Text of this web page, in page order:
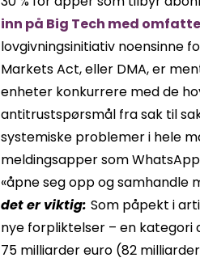
inn på Big Tech med
lovgivningsinitiativ noensinne
Markets Act, eller DMA, er
enheter konkurrere med de
antitrustspørsmål fra sak til
systemiske problemer i hele
meldingsapper som
«åpne seg opp og samhandle
det er viktig: Som påpekt i
nye forpliktelser – en kategori
75 milliarder euro (82